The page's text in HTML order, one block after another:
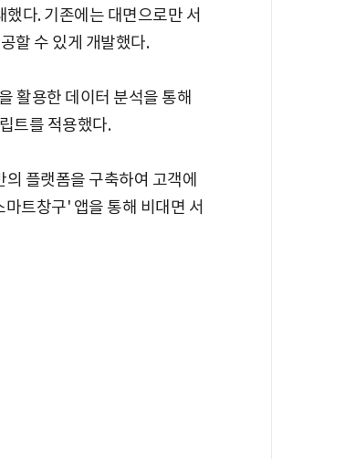
다. 기존에는 대면으로만 서
할 수 있게 개발했다.
활용한 데이터 분석을 통해
트를 적용했다.
플랫폼을 구축하여 고객에
트창구' 앱을 통해 비대면 서